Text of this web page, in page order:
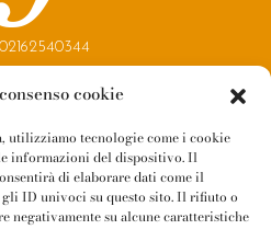
cookie
utilizziamo tecnologie come i cookie
informazioni del dispositivo. Il
di elaborare dati come il
ID univoci su questo sito. Il rifiuto o
negativamente su alcune caratteristiche
Festival
Trasparente